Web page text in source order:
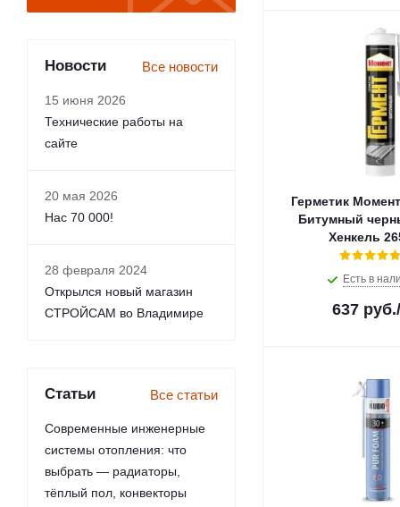
Герметик
Битумный
Хенкель
Есть в
637 руб.
Радуга (
Секунда (3
ТЕКС (1)
Технониколь (
Экон (2)
Новости Все новости
15 июня 2026
Технические работы на
сайте
20 мая 2026
Нас 70 000!
28 февраля 2024
Открылся новый магазин
СТРОЙСАМ во Владимире
Статьи Все статьи
Современные инженерные
системы отопления: что
выбрать — радиаторы,
тёплый пол, конвекторы